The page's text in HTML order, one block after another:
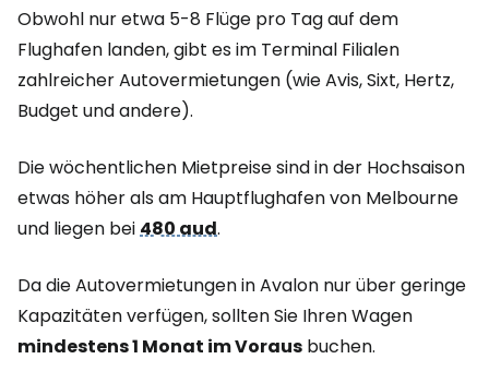
Obwohl nur etwa 5-8 Flüge pro Tag auf dem
Flughafen landen, gibt es im Terminal Filialen
zahlreicher Autovermietungen (wie Avis, Sixt, Hertz,
Budget und andere).
Die wöchentlichen Mietpreise sind in der Hochsaison
etwas höher als am Hauptflughafen von Melbourne
und liegen bei 480 aud.
Da die Autovermietungen in Avalon nur über geringe
Kapazitäten verfügen, sollten Sie Ihren Wagen
mindestens 1 Monat im Voraus buchen.